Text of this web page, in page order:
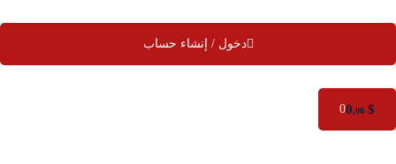
دخول / إنشاء حساب
0,00 $
0